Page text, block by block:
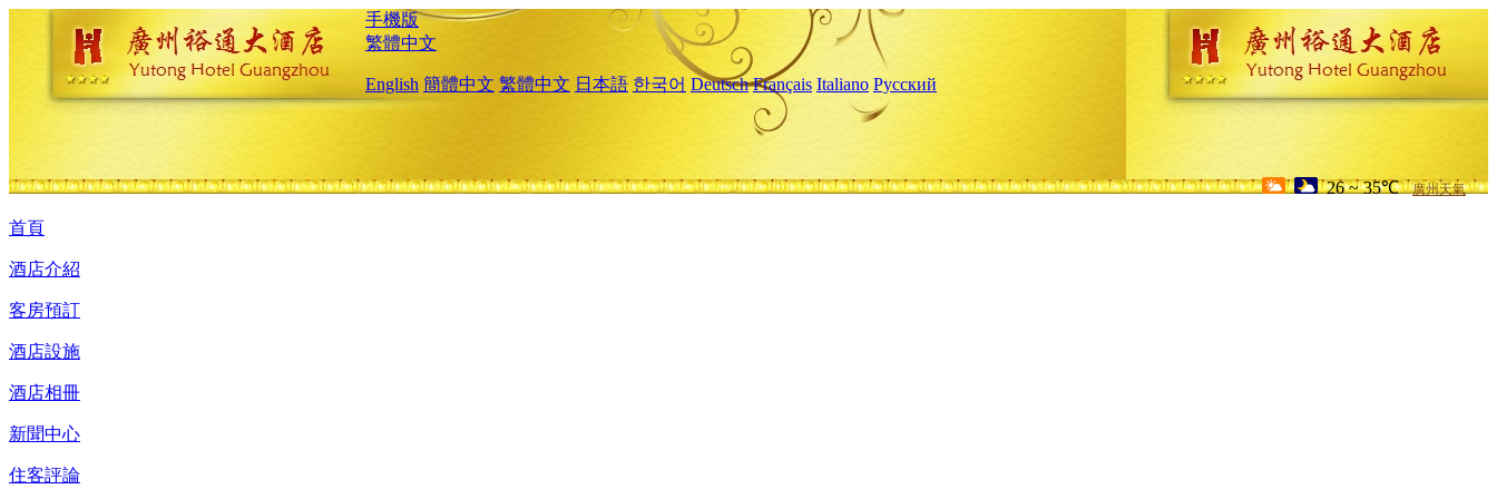
手機版
繁體中文
English 簡體中文 繁體中文 日本語 한국어 Deutsch Français Italiano Русский
26 ~ 35℃ 廣州天氣
首頁
酒店介紹
客房預訂
酒店設施
酒店相冊
新聞中心
住客評論